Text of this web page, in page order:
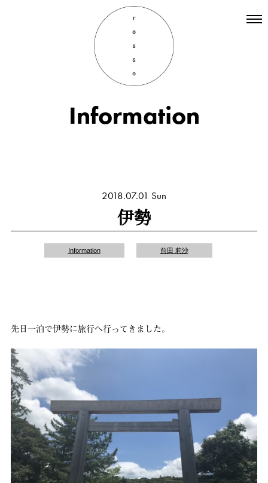
Top
Hair
Staff
Information
2018.07.01 Sun
伊勢
Information 前田 莉沙
先日一泊で伊勢に旅行へ行ってきました。